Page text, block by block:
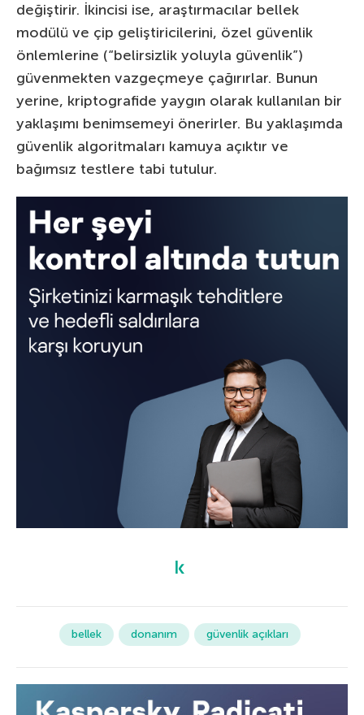
değiştirir. İkincisi ise, araştırmacılar bellek
modülü ve çip geliştiricilerini, özel güvenlik
önlemlerine (“belirsizlik yoluyla güvenlik”)
güvenmekten vazgeçmeye çağırırlar. Bunun
yerine, kriptografide yaygın olarak kullanılan bir
yaklaşımı benimsemeyi önerirler. Bu yaklaşımda
güvenlik algoritmaları kamuya açıktır ve
bağımsız testlere tabi tutulur.
bellek donanım güvenlik açıkları